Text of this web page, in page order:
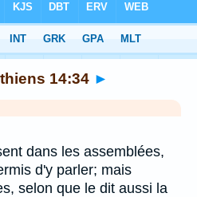
14:34 ►
dans les assemblées,
d'y parler; mais
selon que le dit aussi la